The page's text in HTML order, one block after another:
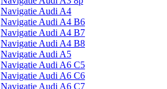
Navigatie Audi A4
Navigatie Audi A4 B6
Navigatie Audi A4 B7
Navigatie Audi A4 B8
Navigatie Audi A5
Navigatie Audi A6 C5
Navigatie Audi A6 C6
Navigatie Audi A6 C7